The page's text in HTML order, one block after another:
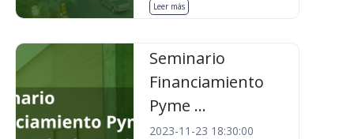
Leer más
Seminario
Financiamiento
Pyme ...
2023-11-23 18:30:00